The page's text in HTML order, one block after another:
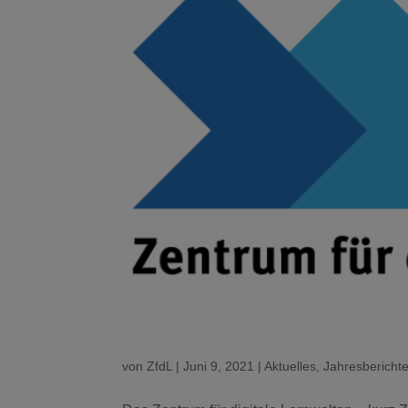
von ZfdL |Juni 9, 2021 |Aktuelles ,